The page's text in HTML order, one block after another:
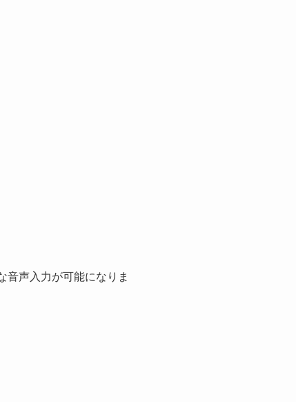
声入力が可能になりま